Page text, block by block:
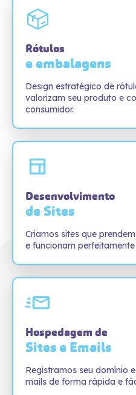
Rótulos
e embalagens
Design estratégico de
valorizam seu produto e
consumidor.
Desenvolvimento
de Sites
Criamos sites que
e funcionam
Hospedagem de
Sites e Emails
Registramos seu domínio
mails de forma rápida e